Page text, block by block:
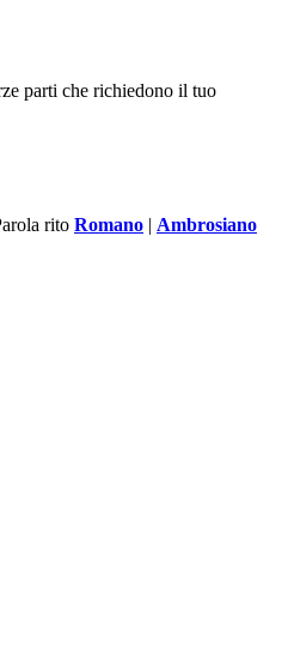
parti che richiedono il tuo
rito Romano | Ambrosiano